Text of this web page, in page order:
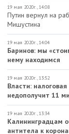
19 мая 2020г., 14:08
Путин вернул на
Мишустина
19 мая 2020г., 14:04
Баринов: мы
нему находимся
19 мая 2020г., 13:52
Власти:
недополучит 11
19 мая 2020г., 13:34
Калининградцам
антитела к